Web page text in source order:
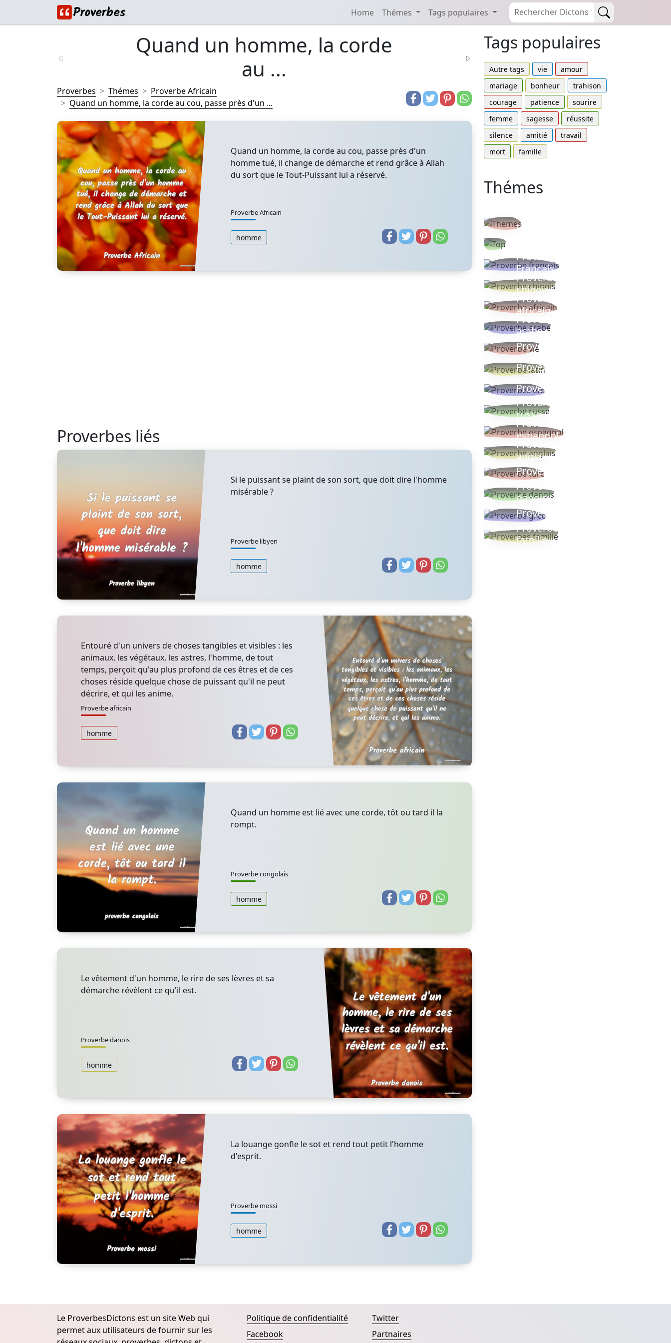
Home Thémes Tags populaires
Quand un homme, la corde
au ...
Proverbes Thémes
Proverbe Africain
Quand un homme, la corde au cou, passe près d'un ...
Quand un homme, la corde au cou, passe près d'un
homme tué, il change de démarche et rend grâce à Allah
du sort que le Tout-Puissant lui a réservé.
Proverbe Africain
homme
Proverbes liés
Si le puissant se plaint de son sort, que doit dire l'homme
misérable ?
Proverbe libyen
homme
Entouré d'un univers de choses tangibles et visibles : les
animaux, les végétaux, les astres, l'homme, de tout
temps, perçoit qu'au plus profond de ces êtres et de ces
choses réside quelque chose de puissant qu'il ne peut
décrire, et qui les anime.
Proverbe africain
homme
Quand un homme est lié avec une corde, tôt ou tard il la
rompt.
Proverbe congolais
homme
Le vêtement d'un homme, le rire de ses lèvres et sa
démarche révèlent ce qu'il est.
Proverbe danois
homme
La louange gonfle le sot et rend tout petit l'homme
d'esprit.
Proverbe mossi
homme
Tags populaires
Autre tags vie
amour
mariage
bonheur
trahison
courage
patience
sourire
femme
sagesse
réussite
silence
amitié
travail
mort
famille
Thémes
thèmes
Proverbe
Français
Proverbe
chinois
Proverbe
africain
Proverbe
arabe
Proverbe vie
Proverbe latin
Proverbes ete
Proverbe
russe
Proverbe
espagnol
Proverbe
anglais
Proverbe turc
Proverbe
danois
Proverbe grec
Proverbes
famille
Le ProverbesDictons est un site Web qui
permet aux utilisateurs de fournir sur les
Politique de confidentialité
Facebook
Twitter
Partnaires